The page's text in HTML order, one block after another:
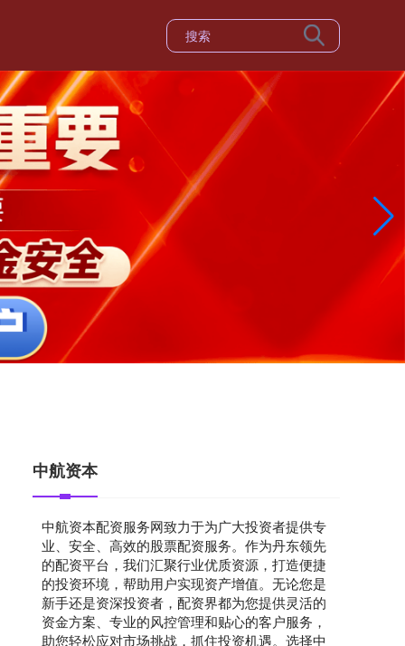
中航资本
中航资本配资服务网致力于为广大投资者提供专
业、安全、高效的股票配资服务。作为丹东领先
的配资平台，我们汇聚行业优质资源，打造便捷
的投资环境，帮助用户实现资产增值。无论您是
新手还是资深投资者，配资界都为您提供灵活的
资金方案、专业的风控管理和贴心的客户服务，
助您轻松应对市场挑战，抓住投资机遇。选择中